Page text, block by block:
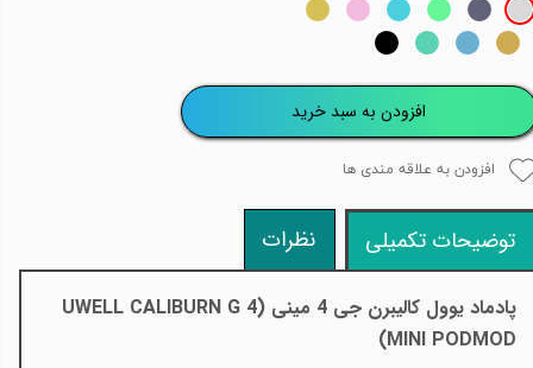
افزودن به سبد خرید
افزودن به علاقه مندی ها
توضیحات تکمیلی نظرات
پادماد یوول کالیبرن جی 4 مینی (
UWELL CALIBURN G 4
MINI PODMOD
)